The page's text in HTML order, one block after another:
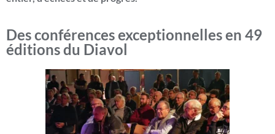
Des conférences exceptionnelles en 49
éditions du Diavol